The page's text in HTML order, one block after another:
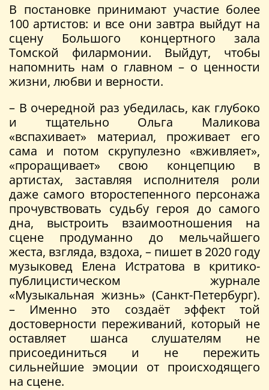
В постановке принимают участие более
100 артистов: и все они завтра выйдут на
сцену Большого концертного зала
Томской филармонии. Выйдут, чтобы
напомнить нам о главном – о ценности
жизни, любви и верности.
– В очередной раз убедилась, как глубоко
и тщательно Ольга Маликова
«вспахивает» материал, проживает его
сама и потом скрупулезно «вживляет»,
«проращивает» свою концепцию в
артистах, заставляя исполнителя роли
даже самого второстепенного персонажа
прочувствовать судьбу героя до самого
дна, выстроить взаимоотношения на
сцене продуманно до мельчайшего
жеста, взгляда, вздоха, – пишет в 2020 году
музыковед Елена Истратова в критико-
публицистическом журнале
«Музыкальная жизнь» (Санкт-Петербург).
– Именно это создаёт эффект той
достоверности переживаний, который не
оставляет шанса слушателям не
присоединиться и не пережить
сильнейшие эмоции от происходящего
на сцене.